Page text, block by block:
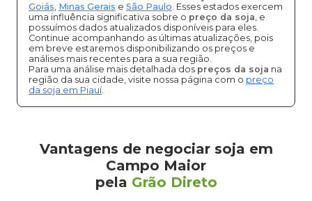
Goiás, Minas Gerais e São Paulo. Esses estados exercem
uma influência significativa sobre o preço da soja, e
possuímos dados atualizados disponíveis para eles.
Continue acompanhando as últimas atualizações, pois
em breve estaremos disponibilizando os preços e
análises mais recentes para a sua região.
Para uma análise mais detalhada dos preços da soja na
região da sua cidade, visite nossa página com o preço
da soja em Piauí.
Vantagens de negociar soja em
Campo Maior
pela Grão Direto